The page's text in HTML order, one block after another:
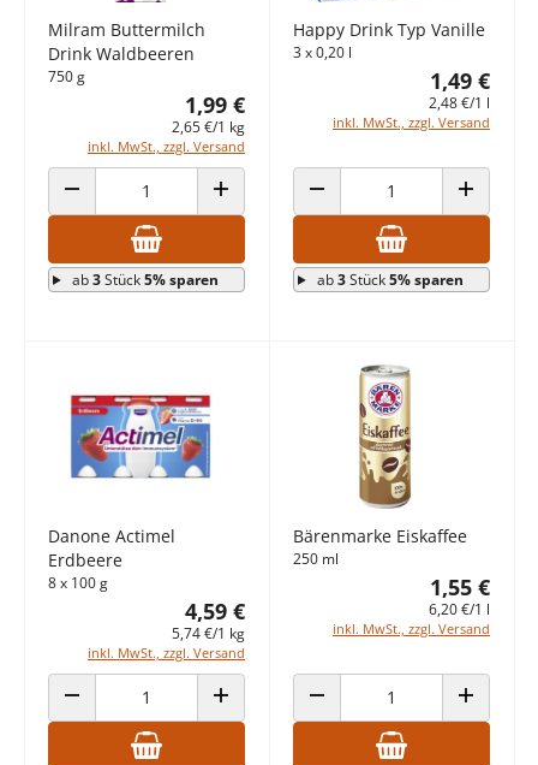
Milram Buttermilch
Drink Waldbeeren
750 g
1,99 €
2,65 €/1 kg
inkl. MwSt., zzgl. Versand
ANZAHL VERRINGERN ANZAHL ERHÖHEN
ab3Stück5% sparen
Happy Drink Typ Vanille
3 x 0,20 l
1,49 €
2,48 €/1 l
inkl. MwSt., zzgl. Versand
ANZAHL VERRINGERN ANZAHL
ab3Stück5% sparen
Danone Actimel
Erdbeere
8 x 100 g
4,59 €
5,74 €/1 kg
inkl. MwSt., zzgl. Versand
ANZAHL VERRINGERN ANZAHL ERHÖHEN
Bärenmarke Eiskaffee
250 ml
1,55 €
6,20 €/1 l
inkl. MwSt., zzgl. Versand
ANZAHL VERRINGERN ANZAHL